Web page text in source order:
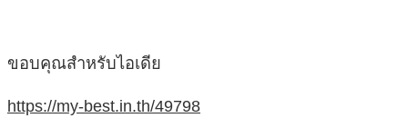
ขอบคุณสำหรับไอเดีย
https://my-best.in.th/49798